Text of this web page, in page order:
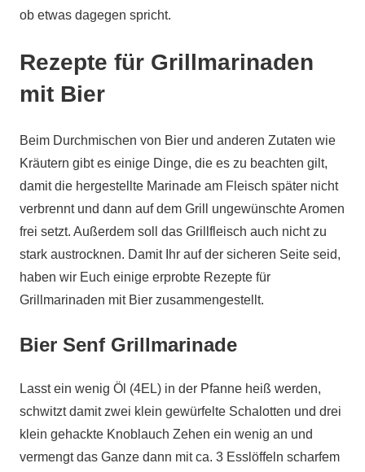
ob etwas dagegen spricht.
Rezepte für Grillmarinaden
mit Bier
Beim Durchmischen von Bier und anderen Zutaten wie
Kräutern gibt es einige Dinge, die es zu beachten gilt,
damit die hergestellte Marinade am Fleisch später nicht
verbrennt und dann auf dem Grill ungewünschte Aromen
frei setzt. Außerdem soll das Grillfleisch auch nicht zu
stark austrocknen. Damit Ihr auf der sicheren Seite seid,
haben wir Euch einige erprobte Rezepte für
Grillmarinaden mit Bier zusammengestellt.
Bier Senf Grillmarinade
Lasst ein wenig Öl (4EL) in der Pfanne heiß werden,
schwitzt damit zwei klein gewürfelte Schalotten und drei
klein gehackte Knoblauch Zehen ein wenig an und
vermengt das Ganze dann mit ca. 3 Esslöffeln scharfem